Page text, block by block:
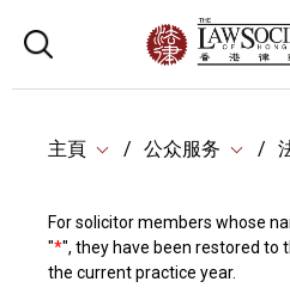
主頁 公众服务
For solicitor members whose
"*", they have been restored to
the current practice year.